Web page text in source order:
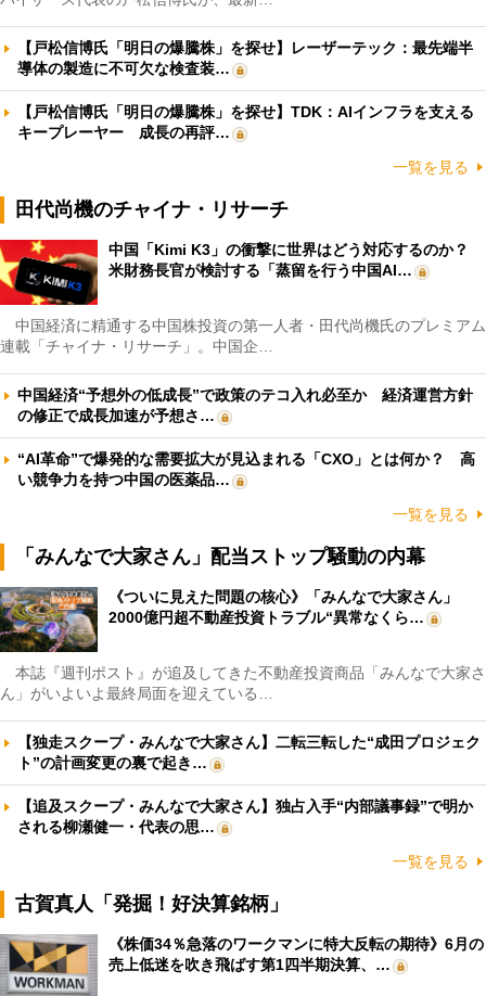
【戸松信博氏「明日の爆騰株」を探せ】レーザーテック：最先端半
導体の製造に不可欠な検査装…
【戸松信博氏「明日の爆騰株」を探せ】TDK：AIインフラを支える
キープレーヤー 成長の再評…
一覧を見る
田代尚機のチャイナ・リサーチ
中国「Kimi K3」の衝撃に世界はどう対応するのか？
米財務長官が検討する「蒸留を行う中国AI…
中国経済に精通する中国株投資の第一人者・田代尚機氏のプレミアム
連載「チャイナ・リサーチ」。中国企…
中国経済“予想外の低成長”で政策のテコ入れ必至か 経済運営方針
の修正で成長加速が予想さ…
“AI革命”で爆発的な需要拡大が見込まれる「CXO」とは何か？ 高
い競争力を持つ中国の医薬品…
一覧を見る
「みんなで大家さん」配当ストップ騒動の内幕
《ついに見えた問題の核心》「みんなで大家さん」
2000億円超不動産投資トラブル“異常なくら…
本誌『週刊ポスト』が追及してきた不動産投資商品「みんなで大家さ
ん」がいよいよ最終局面を迎えている…
【独走スクープ・みんなで大家さん】二転三転した“成田プロジェク
ト”の計画変更の裏で起き…
【追及スクープ・みんなで大家さん】独占入手“内部議事録”で明か
される柳瀬健一・代表の思…
一覧を見る
古賀真人「発掘！好決算銘柄」
《株価34％急落のワークマンに特大反転の期待》6月の
売上低迷を吹き飛ばす第1四半期決算、…